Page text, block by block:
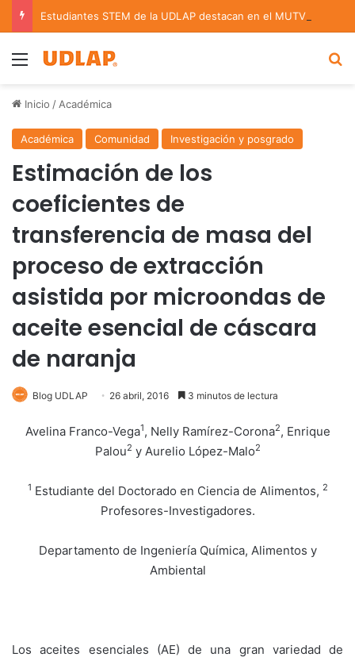
Menu
Inicio / Académica
Académica Comunidad Investigación y posgrado
Estimación de los
coeficientes de
transferencia de masa del
proceso de extracción
asistida por microondas de
aceite esencial de cáscara
de naranja
Blog UDLAP 26 abril, 2016 3 minutos de lectura
Avelina Franco-Vega1, Nelly Ramírez-Corona2, Enrique
Palou2 y Aurelio López-Malo2
1 Estudiante del Doctorado en Ciencia de Alimentos, 2
Profesores-Investigadores.
Departamento de Ingeniería Química, Alimentos y
Ambiental
Los aceites esenciales (AE) de una gran variedad de